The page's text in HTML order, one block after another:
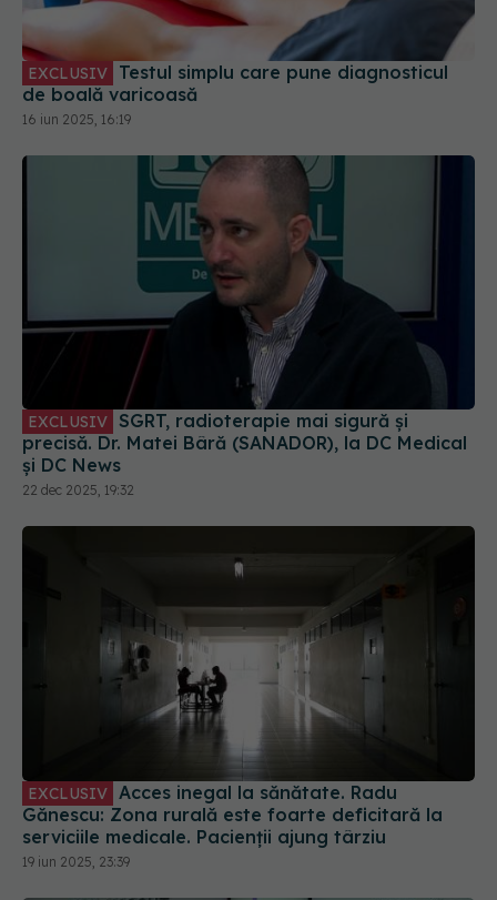
EXCLUSIV Testul simplu care pune diagnosticul
de boală varicoasă
16 iun 2025, 16:19
EXCLUSIV SGRT, radioterapie mai sigură și
precisă. Dr. Matei Bâră (SANADOR), la DC Medical
și DC News
22 dec 2025, 19:32
EXCLUSIV Acces inegal la sănătate. Radu
Gănescu: Zona rurală este foarte deficitară la
serviciile medicale. Pacienții ajung târziu
19 iun 2025, 23:39